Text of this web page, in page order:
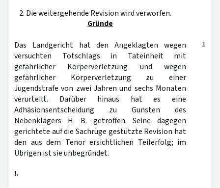
2. Die weitergehende Revision wird verworfen.
Gründe
1
Das Landgericht hat den Angeklagten wegen
versuchten Totschlags in Tateinheit mit
gefährlicher Körperverletzung und wegen
gefährlicher Körperverletzung zu einer
Jugendstrafe von zwei Jahren und sechs Monaten
verurteilt. Darüber hinaus hat es eine
Adhäsionsentscheidung zu Gunsten des
Nebenklägers H. B. getroffen. Seine dagegen
gerichtete auf die Sachrüge gestützte Revision hat
den aus dem Tenor ersichtlichen Teilerfolg; im
Übrigen ist sie unbegründet.
I.